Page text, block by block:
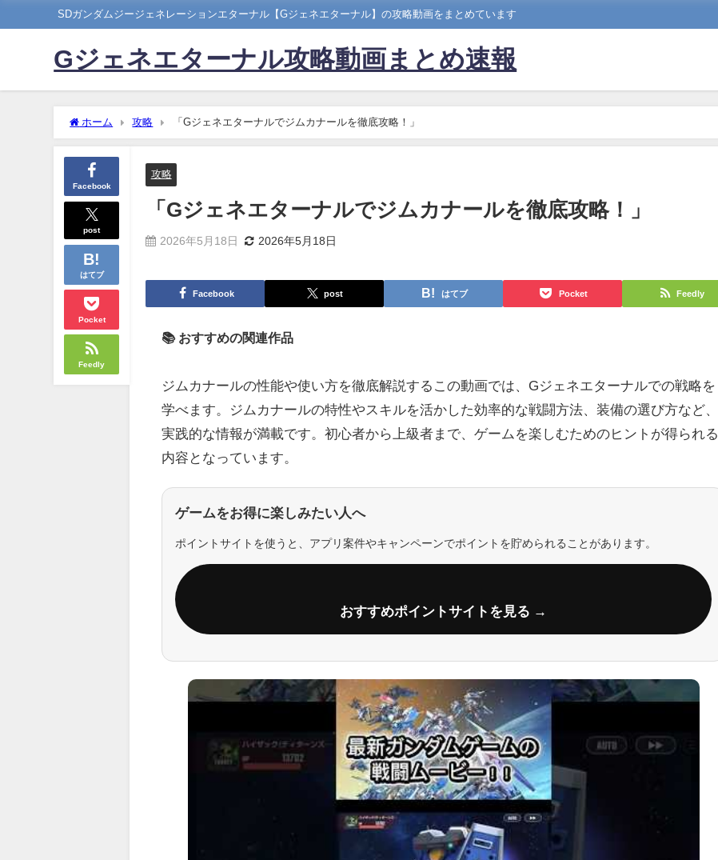
SDガンダムジージェネレーションエターナル【Gジェネエターナル】の攻略動画をまとめています
Gジェネエターナル攻略動画まとめ速報
ホーム 攻略 「Gジェネエターナルでジムカナールを徹底攻略！」
Facebook
post
はてブ
Pocket
Feedly
攻略
「Gジェネエターナルでジムカナールを徹底攻略！」
2026年5月18日 2026年5月18日
Facebook post はてブ Pocket Feedly
📚 おすすめの関連作品
ジムカナールの性能や使い方を徹底解説するこの動画では、Gジェネエターナルでの戦略を
学べます。ジムカナールの特性やスキルを活かした効率的な戦闘方法、装備の選び方など、
実践的な情報が満載です。初心者から上級者まで、ゲームを楽しむためのヒントが得られる
内容となっています。
ゲームをお得に楽しみたい人へ
ポイントサイトを使うと、アプリ案件やキャンペーンでポイントを貯められることがあります。
おすすめポイントサイトを見る →